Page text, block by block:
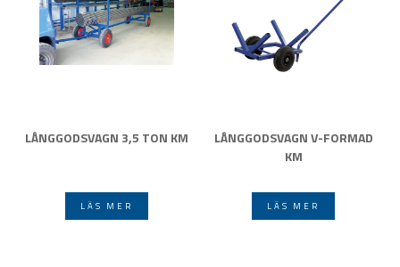
LÅNGGODSVAGN 3,5 TON KM
LÄS MER
LÅNGGODSVAGN V-FORMAD
KM
LÄS MER